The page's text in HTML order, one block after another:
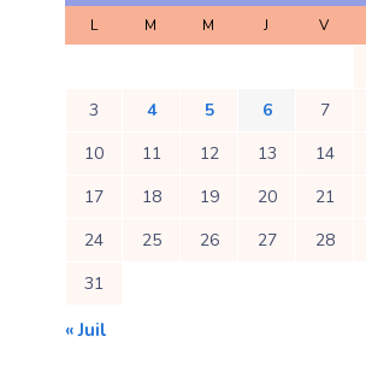
L M M J V
3
4 5 6 7
10
11 12 13 14
17
18 19 20 21
24
25 26 27 28
31
« Juil